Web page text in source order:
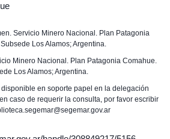
Servicio Minero Nacional. Plan Patagonia
Los Alamos; Argentina.
Minero Nacional. Plan Patagonia Comahue.
Los Alamos; Argentina.
en soporte papel en la delegación
caso de requerir la consulta, por favor escribir